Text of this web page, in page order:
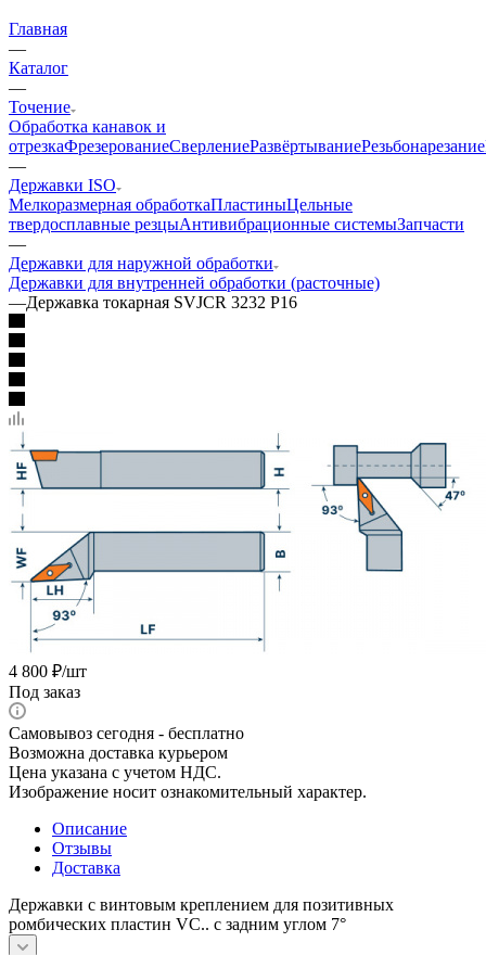
Главная
—
Каталог
—
Точение
Обработка канавок и
отрезкаФрезерованиеСверлениеРазвёртываниеРезьбонарезание
—
Державки ISO
Мелкоразмерная обработкаПластиныЦельные
твердосплавные резцыАнтивибрационные системыЗапчасти
—
Державки для наружной обработки
Державки для внутренней обработки (расточные)
—Державка токарная SVJCR 3232 P16
4 800 ₽/шт
Под заказ
Самовывоз сегодня - бесплатно
Возможна доставка курьером
Цена указана с учетом НДС.
Изображение носит ознакомительный характер.
Описание
Отзывы
Доставка
Державки с винтовым креплением для позитивных
ромбических пластин VС.. с задним углом 7°